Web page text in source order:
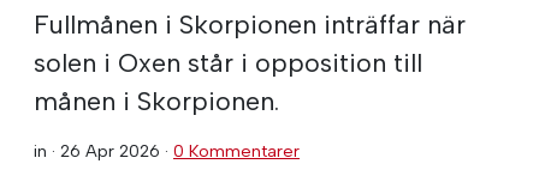
Fullmånen i Skorpionen inträffar när
solen i Oxen står i opposition till
månen i Skorpionen.
in · 26 Apr 2026 · 0 Kommentarer